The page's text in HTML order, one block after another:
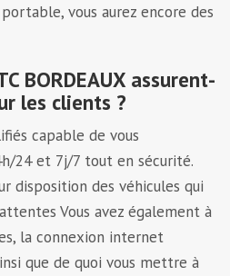
vous aurez encore des
BORDEAUX assurent-
les clients ?
capable de vous
24 et 7j/7 tout en sécurité.
disposition des véhicules qui
Vous avez également à
la connexion internet
que de quoi vous mettre à